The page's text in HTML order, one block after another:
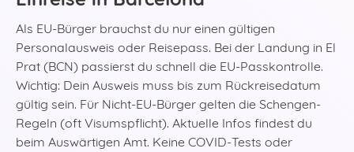
Als EU-Bürger brauchst du nur einen gültigen
Personalausweis oder Reisepass. Bei der Landung in El
Prat (BCN) passierst du schnell die EU-Passkontrolle.
Wichtig: Dein Ausweis muss bis zum Rückreisedatum
gültig sein. Für Nicht-EU-Bürger gelten die Schengen-
Regeln (oft Visumspflicht). Aktuelle Infos findest du
beim Auswärtigen Amt. Keine COVID-Tests oder